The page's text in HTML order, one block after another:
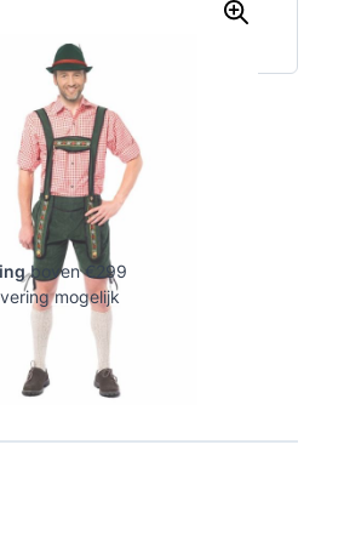
boven €299
mogelijk